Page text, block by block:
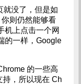
就没了，但是如
则仍然能够看
机上点击一个网
的一样，Google
的一些高
持，所以现在 Ch